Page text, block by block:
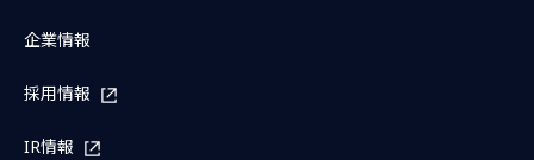
企業情報
採用情報
IR情報